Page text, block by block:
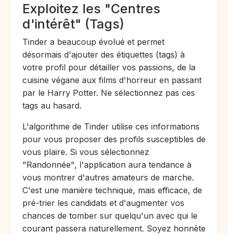
Exploitez les "Centres
d'intérêt" (Tags)
Tinder a beaucoup évolué et permet
désormais d'ajouter des étiquettes (tags) à
votre profil pour détailler vos passions, de la
cuisine végane aux films d'horreur en passant
par le Harry Potter. Ne sélectionnez pas ces
tags au hasard.
L'algorithme de Tinder utilise ces informations
pour vous proposer des profils susceptibles de
vous plaire. Si vous sélectionnez
"Randonnée", l'application aura tendance à
vous montrer d'autres amateurs de marche.
C'est une manière technique, mais efficace, de
pré-trier les candidats et d'augmenter vos
chances de tomber sur quelqu'un avec qui le
courant passera naturellement. Soyez honnête